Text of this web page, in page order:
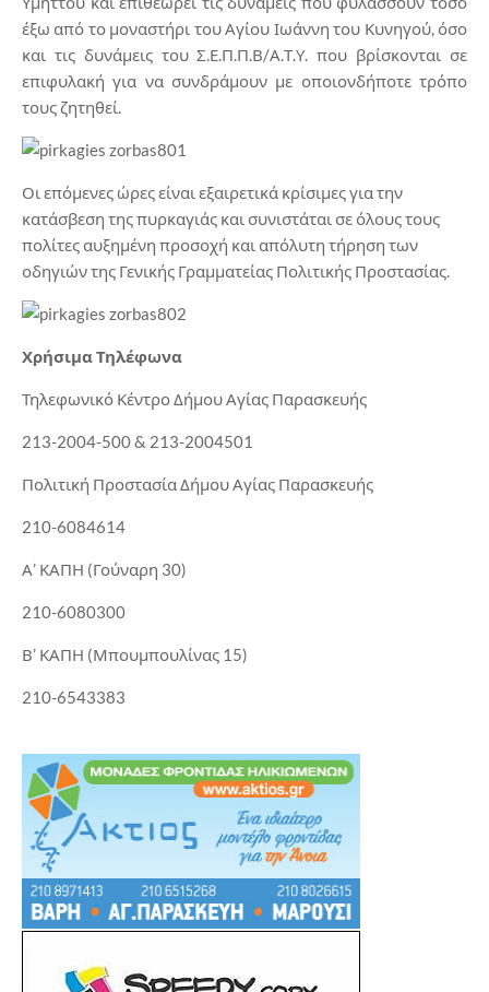
έξω από το μοναστήρι του Αγίου Ιωάννη του Κυνηγού, όσο
και τις δυνάμεις του Σ.Ε.Π.Π.Β/Α.Τ.Υ. που βρίσκονται σε
επιφυλακή για να συνδράμουν με οποιονδήποτε τρόπο
τους ζητηθεί.
Οι επόμενες ώρες είναι εξαιρετικά κρίσιμες για την
κατάσβεση της πυρκαγιάς και συνιστάται σε όλους τους
πολίτες αυξημένη προσοχή και απόλυτη τήρηση των
οδηγιών της Γενικής Γραμματείας Πολιτικής Προστασίας.
Χρήσιμα Τηλέφωνα
Τηλεφωνικό Κέντρο Δήμου Αγίας Παρασκευής
213-2004-500 & 213-2004501
Πολιτική Προστασία Δήμου Αγίας Παρασκευής
210-6084614
Α’ ΚΑΠΗ (Γούναρη 30)
210-6080300
Β’ ΚΑΠΗ (Μπουμπουλίνας 15)
210-6543383